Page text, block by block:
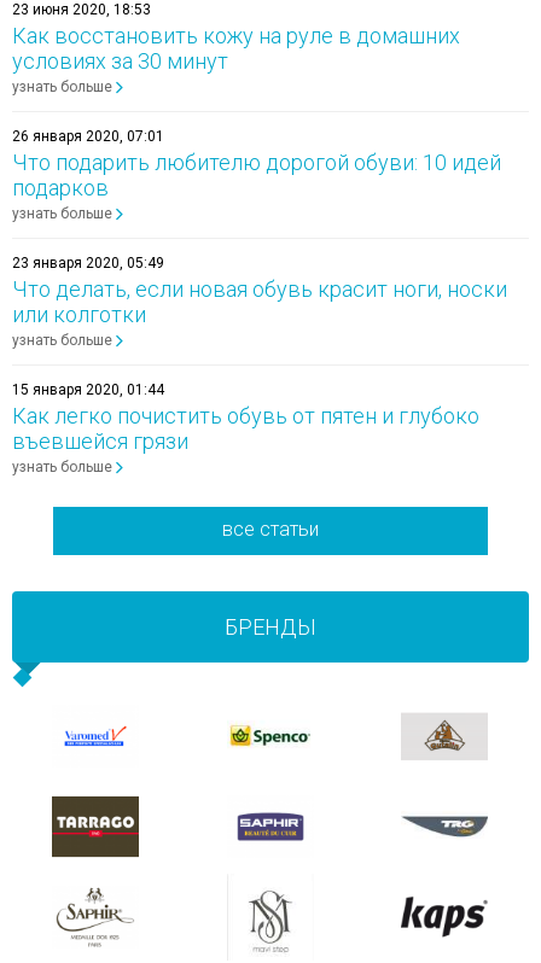
23 июня 2020, 18:53
Как восстановить кожу на руле в домашних
условиях за 30 минут
узнать больше
26 января 2020, 07:01
Что подарить любителю дорогой обуви: 10 идей
подарков
узнать больше
23 января 2020, 05:49
Что делать, если новая обувь красит ноги, носки
или колготки
узнать больше
15 января 2020, 01:44
Как легко почистить обувь от пятен и глубоко
въевшейся грязи
узнать больше
все статьи
БРЕНДЫ